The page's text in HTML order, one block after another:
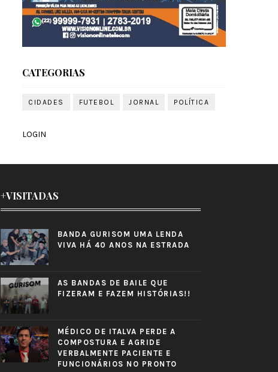
CATEGORIAS
CIDADES FUTEBOL JORNAL POLÍTICA
LOGIN
+VISITADAS
BANDA GURISOM UMA LENDA
VIVA HÁ 40 ANOS NA ESTRADA
AS BANDAS DE BAILE QUE
FIZERAM E FAZEM HISTÓRIAS!!
MÉDICO DE ITALVA PERDE A
COMPOSTURA E AGRIDE
VERBALMENTE PACIENTE E
FUNCIONÁRIOS NO PRONTO